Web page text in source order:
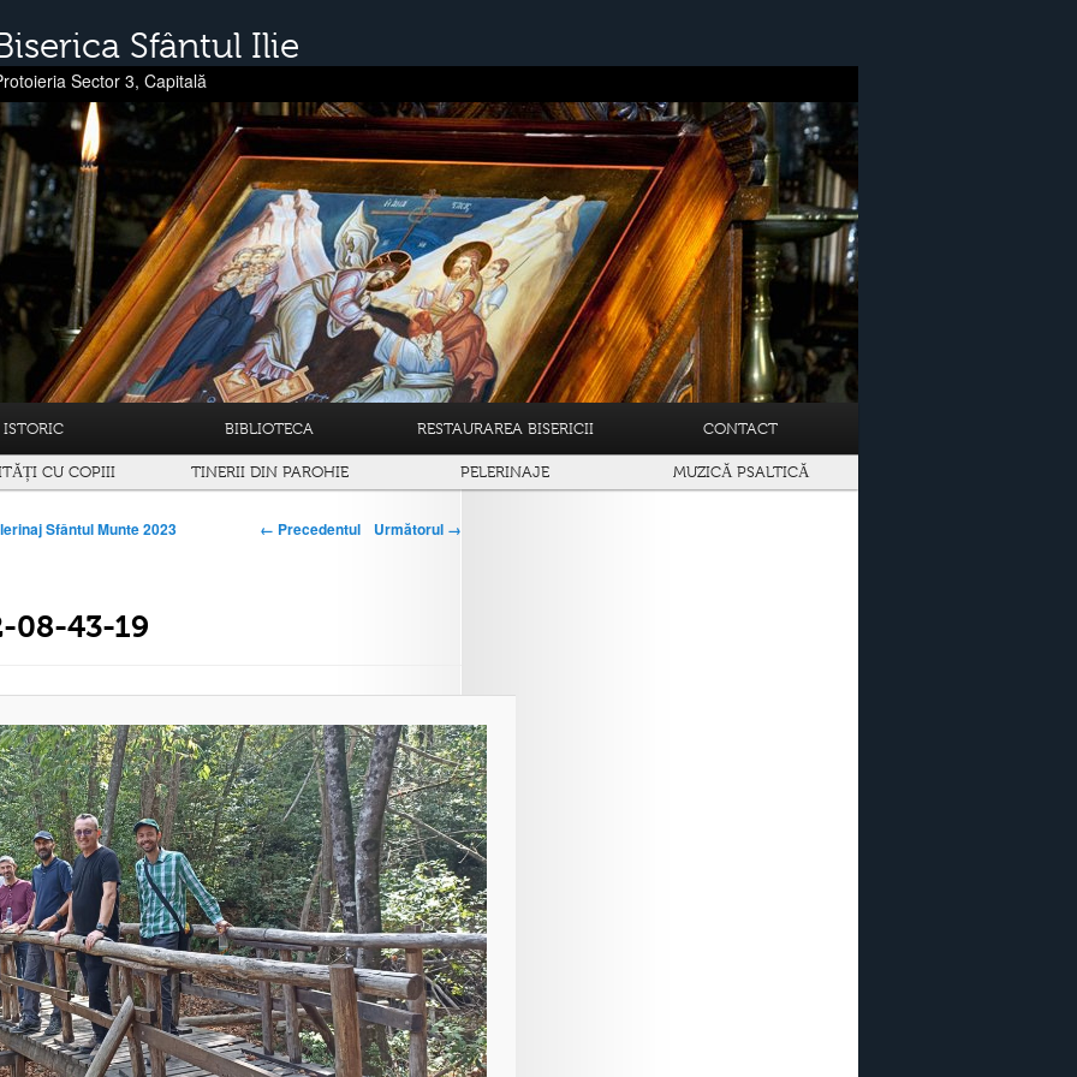
Sfântul Ilie
Sector 3, Capitală
ISTORIC BIBLIOTECA RESTAURAREA BISERICII CONTACT
CU COPIII TINERII DIN PAROHIE PELERINAJE MUZICĂ PSALTICĂ
← Precedentul Următorul →
08-43-19
Sfântul Munte 2023